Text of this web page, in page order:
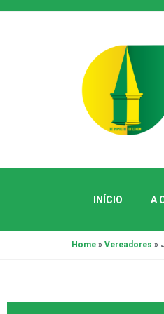
INÍCIO A
Home » Vereadores »